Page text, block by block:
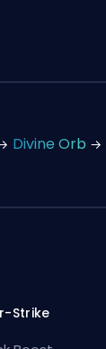
Divine Orb
Strike